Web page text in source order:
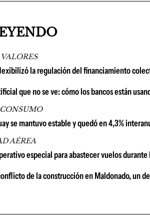
la regulación del financiamiento
que no se ve: cómo los bancos están
se mantuvo estable y quedó en 4,3%
AÉREA
especial para abastecer vuelos durante
de la construcción en Maldonado, un